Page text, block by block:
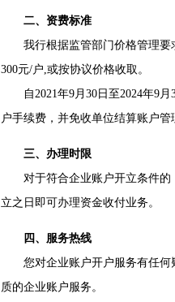
二、资费标准
我行根据监管部门价格管理要
300元/户,或按协议价格收取。
自2021年9月30日至2024年9月
户手续费，并免收单位结算账户管
三、办理时限
对于符合企业账户开立条件
立之日即可办理资金收付业务。
四、服务热线
您对企业账户开户服务有任
质的企业账户服务。